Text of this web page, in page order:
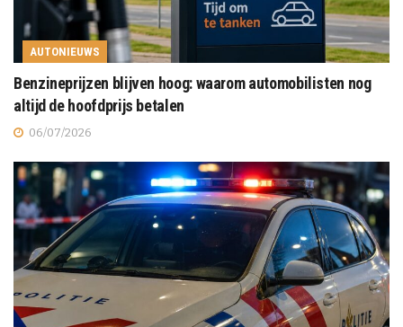
AUTONIEUWS
Benzineprijzen blijven hoog: waarom automobilisten nog
altijd de hoofdprijs betalen
06/07/2026